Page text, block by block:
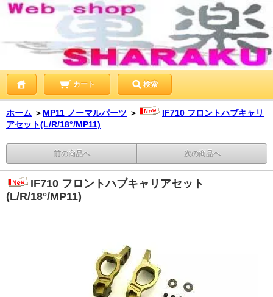
カート 検索
ホーム ＞ MP11 ノーマルパーツ ＞
IF710 フロントハブキャリ
アセット(L/R/18°/MP11)
前の商品へ 次の商品へ
IF710 フロントハブキャリアセット
(L/R/18°/MP11)